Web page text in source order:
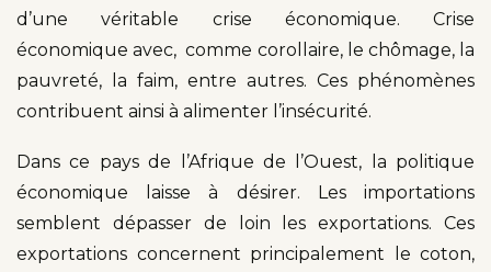
d’une véritable crise économique. Crise
économique avec, comme corollaire, le chômage, la
pauvreté, la faim, entre autres. Ces phénomènes
contribuent ainsi à alimenter l’insécurité.
Dans ce pays de l’Afrique de l’Ouest, la politique
économique laisse à désirer. Les importations
semblent dépasser de loin les exportations. Ces
exportations concernent principalement le coton,